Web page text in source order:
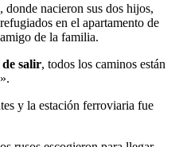
nacieron sus dos hijos,
en el apartamento de
de la familia.
salir, todos los caminos están
y la estación ferroviaria fue